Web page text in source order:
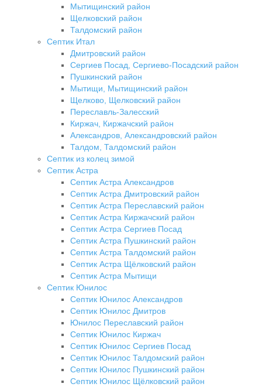
Мытищинский район
Щелковский район
Талдомский район
Септик Итал
Дмитровский район
Сергиев Посад, Сергиево-Посадский район
Пушкинский район
Мытищи, Мытищинский район
Щелково, Щелковский район
Переславль-Залесский
Киржач, Киржачский район
Александров, Александровский район
Талдом, Талдомский район
Септик из колец зимой
Септик Астра
Септик Астра Александров
Септик Астра Дмитровский район
Септик Астра Переславский район
Септик Астра Киржачский район
Септик Астра Сергиев Посад
Септик Астра Пушкинский район
Септик Астра Талдомский район
Септик Астра Щёлковский район
Септик Астра Мытищи
Септик Юнилос
Септик Юнилос Александров
Септик Юнилос Дмитров
Юнилос Переславский район
Септик Юнилос Киржач
Септик Юнилос Сергиев Посад
Септик Юнилос Талдомский район
Септик Юнилос Пушкинский район
Септик Юнилос Щёлковский район